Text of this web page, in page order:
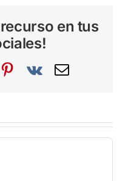
en tus
Pinterest
Vk
Correo